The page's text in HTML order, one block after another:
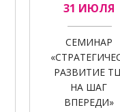
31 ИЮЛЯ
СЕМИНАР
РАЗВИТИЕ
НА ШАГ
ВПЕРЕДИ»